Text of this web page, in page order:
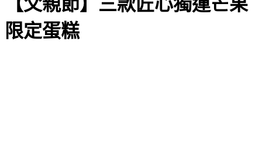
【父親節】三款匠心獨運芒果
限定蛋糕